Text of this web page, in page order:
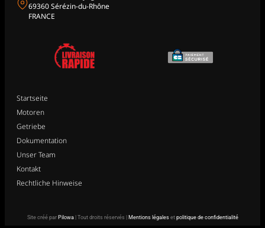
69360 Sérézin-du-Rhône
FRANCE
Startseite
Motoren
Getriebe
Dokumentation
Unser Team
Kontakt
Rechtliche Hinweise
Site créé par Pilowa| Tout droits réservés | Mentions légaleset politique de confidentialité